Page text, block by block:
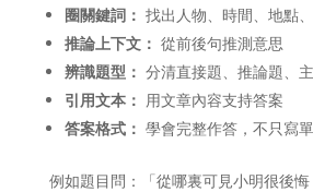
圈關鍵詞： 找出人物、時間、地點
推論上下文： 從前後句推測意思
辨識題型： 分清直接題、推論題、
引用文本： 用文章內容支持答案
答案格式： 學會完整作答，不只寫
例如題目問：「從哪裏可見小明很後